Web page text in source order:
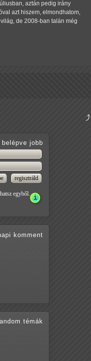
aztán pedig irány
azt hiszem, elmondhatom,
de 2008-ban talán még
belépve jobb
egyből.
komment
témák